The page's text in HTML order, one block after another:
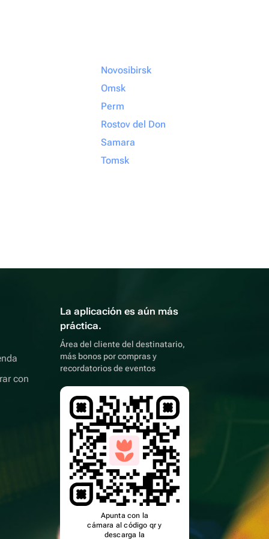
Novosibirsk
Omsk
Perm
Rostov del Don
Samara
Tomsk
con
La aplicación es aún más
práctica.
Área del cliente del destinatario,
más bonos por compras y
recordatorios de eventos
Apunta con la
cámara al código qr y
descarga la